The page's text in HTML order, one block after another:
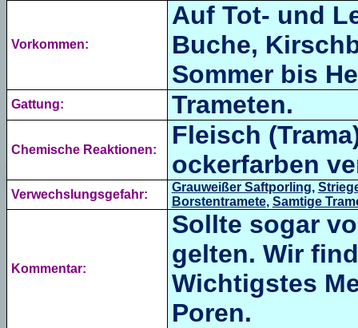
Vorkommen:
Auf Tot- und
Buche,
Sommer bis
Gattung: Trameten.
Chemische Reaktionen:
Fleisch
ockerfarben
Verwechslungsgefahr:
Grauweißer Saftporling,
Borstentramete, Samtige
Kommentar:
Sollte sogar
gelten. Wir
Wichtigstes
Poren.